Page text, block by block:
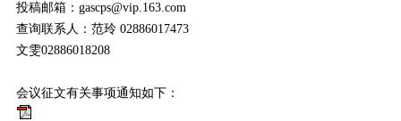
投稿邮箱：gascps@vip.163.com
查询联系人：范玲 02886017473
文雯02886018208
会议征文有关事项通知如下：